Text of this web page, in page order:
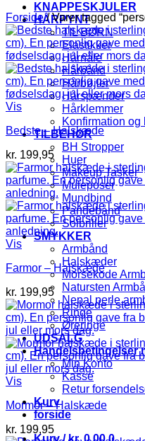
KNAPPESKJULER
HÅRPYNT
TIL BØRN
Elastikker
Hårnåle
Hårbånd
Hårbøjler
Hårspænder
Hårklemmer
Konfirmation og
TILBEHØR
BH Stropper
Huer
Makeup Tasker
Muleposer
Mundbind
Pandebånd
Solbriller
SMYKKER
Armbånd
Halskæder
Morsekode
Natursten
Nepal perle
Ringe
Øreringe
UDSALG
Handelsbetingelser
Min Konto
Kasse
Retur
Kurv
forside
Kurv /kr.0,00 0
Forside /Varer tagged
Vis
Bedste – Halskæde
kr. 199,95
Vis
Farmor – Halskæde
kr. 199,95
Vis
Mormor – Halskæde
kr. 199,95